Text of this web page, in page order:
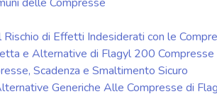
di Effetti Indesiderati con le
e Alternative di Flagyl 200 Compresse
Scadenza e Smaltimento Sicuro
Generiche Alle Compresse di